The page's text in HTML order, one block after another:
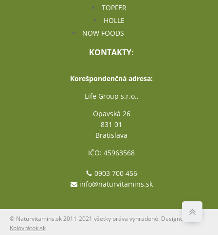
TOPFER
HOLLE
NOW FOODS
KONTAKTY:
Korešpondenčná adresa:
Life Group s.r.o.,
Opavská 26
831 01
Bratislava
IČO: 45963568
0903 700 456
info@naturvitamins.sk
© Naturvitamins.sk 2011-2021 všetky práva vyhradené. Designed by
Kolovrátok.sk